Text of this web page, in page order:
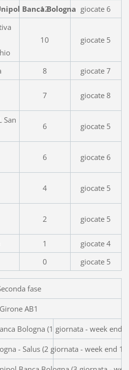
Banca Bologna
12 giocate 6
10 giocate 5
8 giocate 7
7 giocate 8
San
6 giocate 5
6 giocate 6
4 giocate 5
2 giocate 5
1
giocate 4
0 giocate 5
fase
Girone AB1
Banca Bologna (1
- Salus (2 giornata - week end